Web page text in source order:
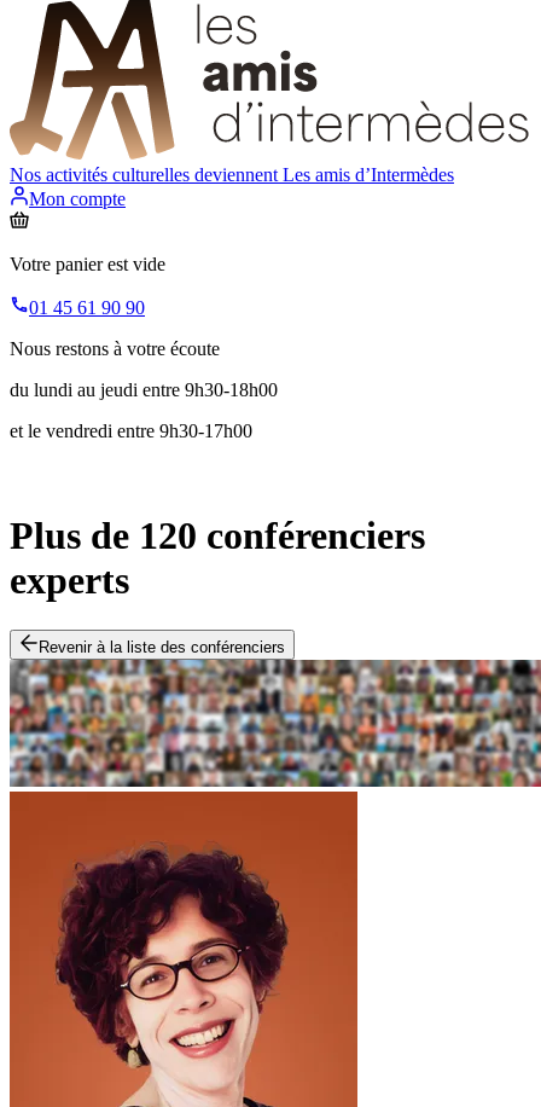
Nos activités culturelles deviennent Les amis d’Intermèdes
Mon compte
Votre panier est vide
01 45 61 90 90
Nous restons à votre écoute
du lundi au jeudi entre 9h30-18h00
et le vendredi entre 9h30-17h00
Plus de 120 conférenciers
experts
Revenir à la liste des conférenciers